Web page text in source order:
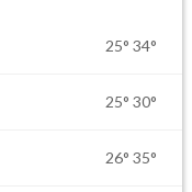
25° 34°
25° 30°
26° 35°